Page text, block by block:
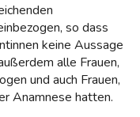
so dass
keine Aussage
alle Frauen,
und auch Frauen,
Anamnese hatten.